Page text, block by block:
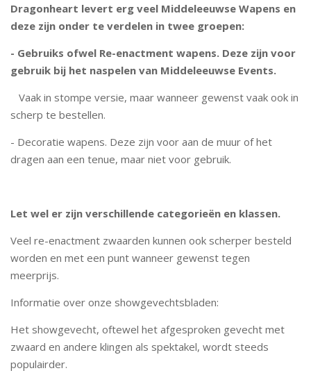
Dragonheart levert erg veel Middeleeuwse Wapens en
deze zijn onder te verdelen in twee groepen:
- Gebruiks ofwel Re-enactment wapens. Deze zijn voor
gebruik bij het naspelen van Middeleeuwse Events.
Vaak in stompe versie, maar wanneer gewenst vaak ook in
scherp te bestellen.
- Decoratie wapens. Deze zijn voor aan de muur of het
dragen aan een tenue, maar niet voor gebruik.
Let wel er zijn verschillende categorieën en klassen.
Veel re-enactment zwaarden kunnen ook scherper besteld
worden en met een punt wanneer gewenst tegen
meerprijs.
Informatie over onze showgevechtsbladen:
Het showgevecht, oftewel het afgesproken gevecht met
zwaard en andere klingen als spektakel, wordt steeds
populairder.